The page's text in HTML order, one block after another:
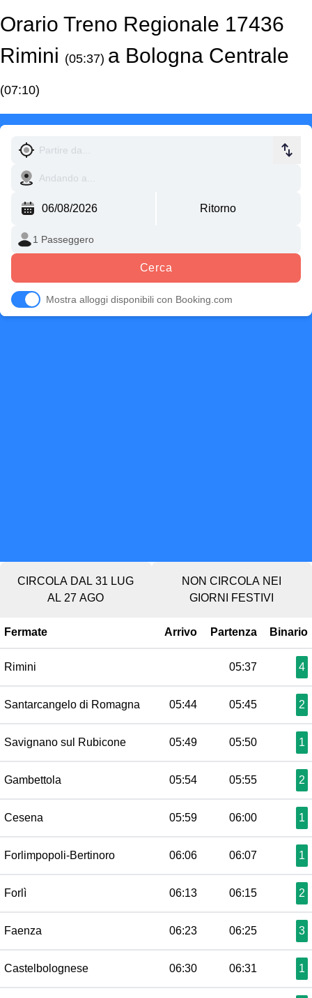
Orario Treno Regionale 17436
Rimini (05:37) a Bologna Centrale
(07:10)
Cerca
Mostra alloggi disponibili con Booking.com
CIRCOLA DAL 31 LUG
AL 27 AGO
NON CIRCOLA NEI
GIORNI FESTIVI
Fermate Arrivo Partenza Binario
Rimini 05:37 4
Santarcangelo di Romagna 05:44 05:45 2
Savignano sul Rubicone 05:49 05:50 1
Gambettola 05:54 05:55 2
Cesena 05:59 06:00 1
Forlimpopoli-Bertinoro 06:06 06:07 1
Forlì 06:13 06:15 2
Faenza 06:23 06:25 3
Castelbolognese 06:30 06:31 1